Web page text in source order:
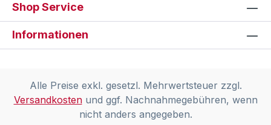
Shop Service
Informationen
Alle Preise exkl. gesetzl. Mehrwertsteuer zzgl.
Versandkostenund ggf. Nachnahmegebühren, wenn
nicht anders angegeben.